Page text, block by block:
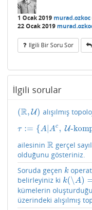
1 Ocak 2019 murad.ozkoc
22 Ocak 2019
Ilgili Bir Soru Sor
İlgili sorular
(R, U)
(R,U) alışılmış
τ := {A Ac , U-
τ:={A|Ac U-
ailesinin R
R gerçel
olduğunu gösteriniz.
Soruda geçen k
k
belirleyiniz ki k(∖A)
k(∖A)=∖ A
kümelerin
üzerindeki alışılmış